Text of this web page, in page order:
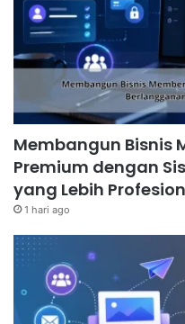
Membangun Bisnis
Premium dengan
yang Lebih
1 hari ago